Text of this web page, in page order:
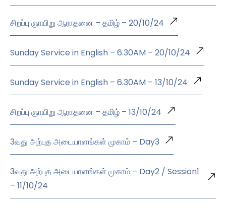
சிறப்பு ஞாயிறு ஆராதனை – தமிழ் – 20/10/24
Sunday Service in English – 6.30AM – 20/10/24
Sunday Service in English – 6.30AM – 13/10/24
சிறப்பு ஞாயிறு ஆராதனை – தமிழ் – 13/10/24
3வது அற்புத அடையாளங்கள் முகாம் – Day3
3வது அற்புத அடையாளங்கள் முகாம் – Day2 / Session1
– 11/10/24